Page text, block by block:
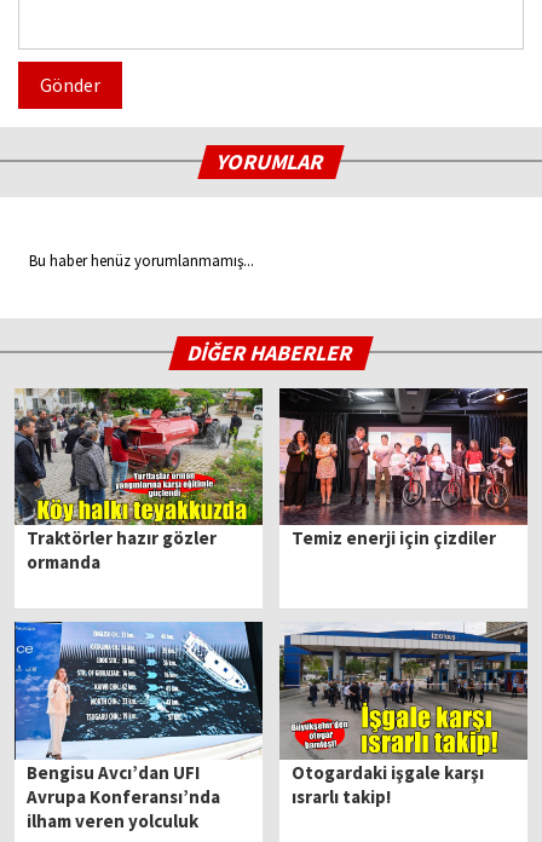
Gönder
YORUMLAR
Bu haber henüz yorumlanmamış...
DİĞER HABERLER
Traktörler hazır gözler
ormanda
Temiz enerji için çizdiler
Bengisu Avcı’dan UFI
Avrupa Konferansı’nda
ilham veren yolculuk
Otogardaki işgale karşı
ısrarlı takip!